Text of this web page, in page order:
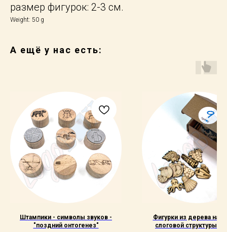
размер фигурок: 2-3 см.
Weight: 50 g
А ещё у нас есть:
Штампики - символы звуков -
"поздний онтогенез"
Фигурки из дерева на 9
слоговой структуры